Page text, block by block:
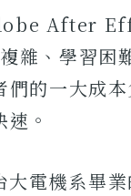
After
雜、學習困
們的一大成
。
電機系畢業